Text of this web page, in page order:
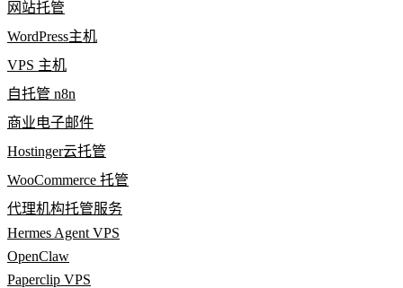
网站托管
WordPress主机
VPS 主机
自托管 n8n
商业电子邮件
Hostinger云托管
WooCommerce 托管
代理机构托管服务
Hermes Agent VPS
OpenClaw
Paperclip VPS